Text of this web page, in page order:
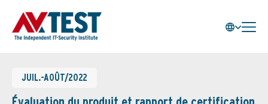
JUIL.-AOÛT/2022